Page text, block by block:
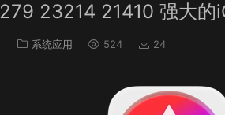
23214 21410 强大的
系统应用 524 24